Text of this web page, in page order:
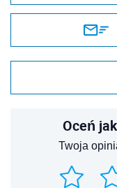
Oceń
Twoja